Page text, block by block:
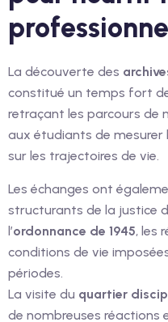
La découverte des
constitué un temps fort
retraçant les parcours de
aux étudiants de mesurer
sur les trajectoires de vie.
Les échanges ont
structurants de la justice
l’ordonnance de 1945, les
conditions de vie
périodes.
La visite du quartier
de nombreuses réactions